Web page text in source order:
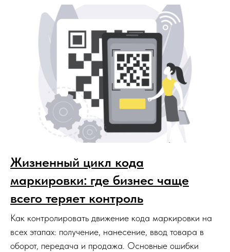
Жизненный цикл кода
маркировки: где бизнес чаще
всего теряет контроль
Как контролировать движение кода маркировки на
всех этапах: получение, нанесение, ввод товара в
оборот, передача и продажа. Основные ошибки
Политика конфиденциальности
Согласие на обработку
персональных данных
Договор оферта